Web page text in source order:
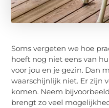
Soms vergeten we hoe
hoeft nog niet eens van
voor jou en je gezin. Dan
waarschijnlijk niet. Er zijn
komen. Neem
brengt zo veel